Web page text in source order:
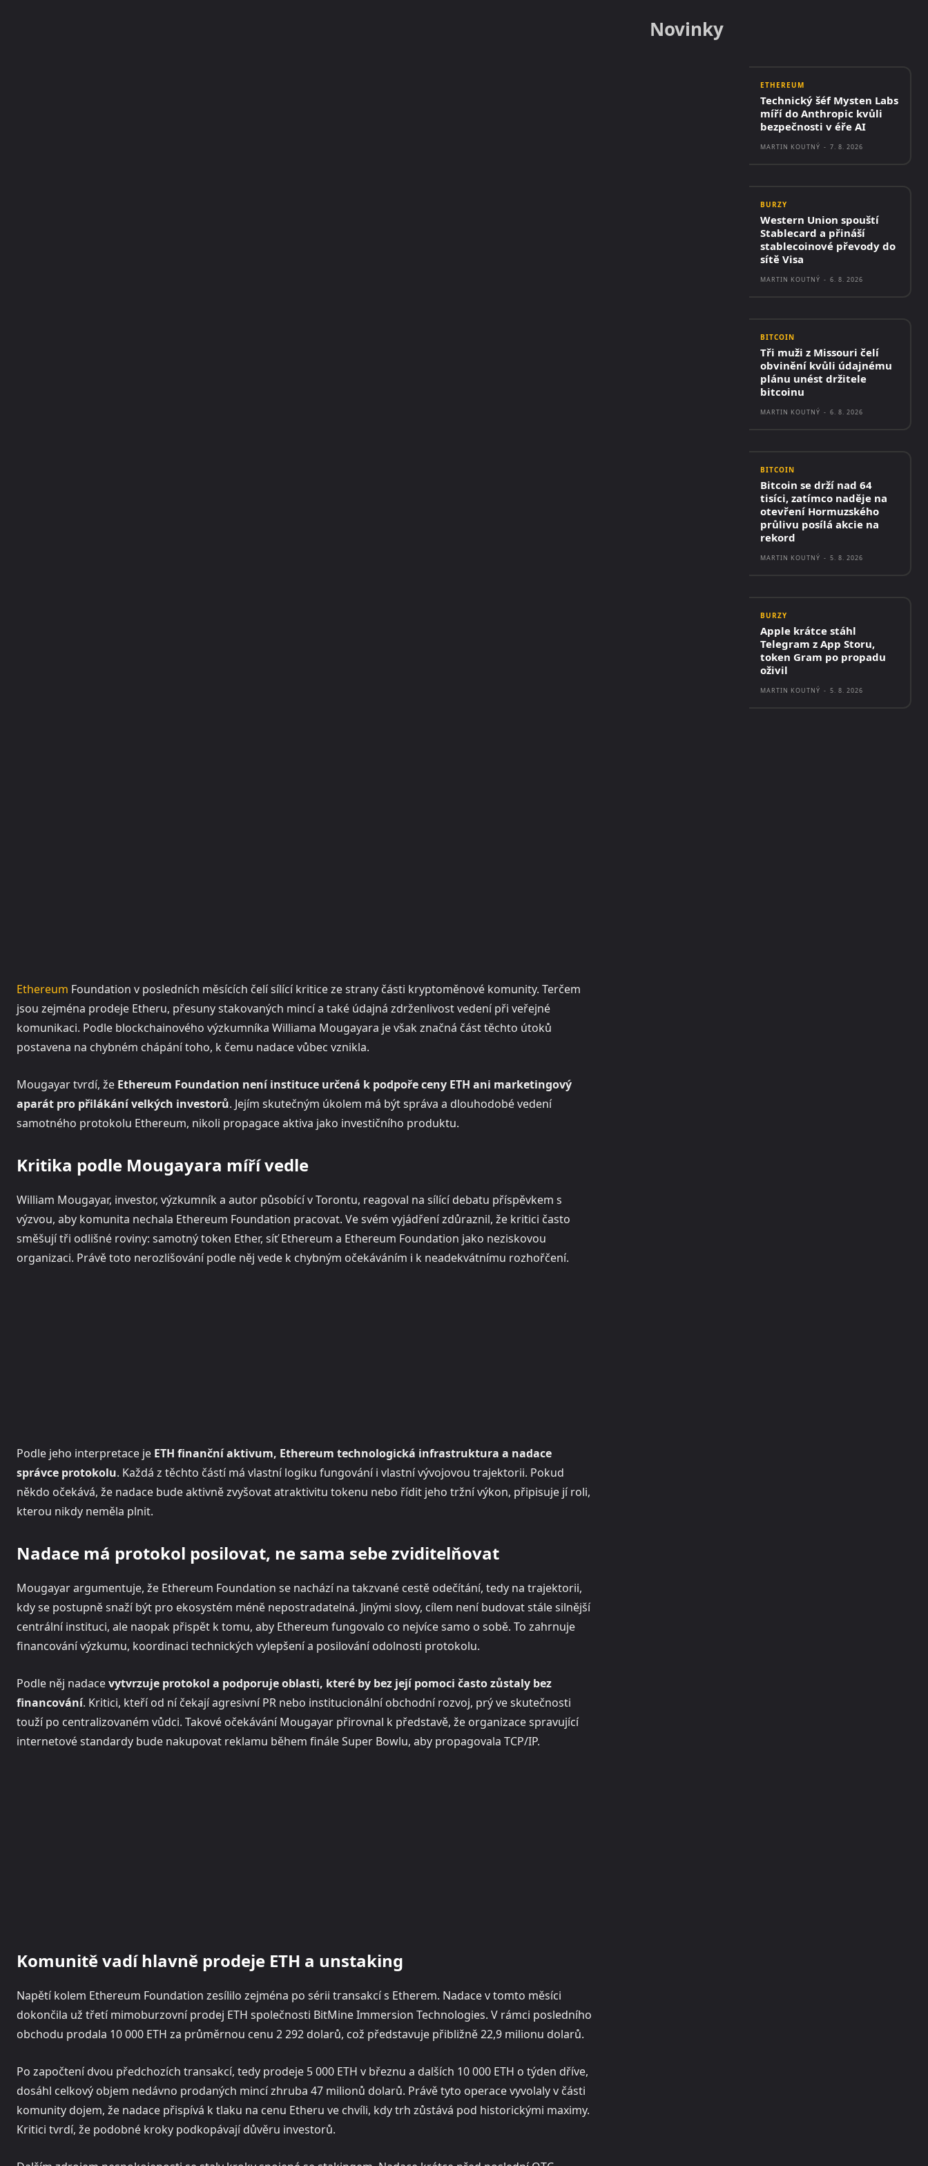
Ethereum Foundation v posledních měsících čelí sílící kritice ze strany části kryptoměnové komunity. Terčem
jsou zejména prodeje Etheru, přesuny stakovaných mincí a také údajná zdrženlivost vedení při veřejné
komunikaci. Podle blockchainového výzkumníka Williama Mougayara je však značná část těchto útoků
postavena na chybném chápání toho, k čemu nadace vůbec vznikla.
Mougayar tvrdí, že Ethereum Foundation není instituce určená k podpoře ceny ETH ani marketingový
aparát pro přilákání velkých investorů. Jejím skutečným úkolem má být správa a dlouhodobé vedení
samotného protokolu Ethereum, nikoli propagace aktiva jako investičního produktu.
Kritika podle Mougayara míří vedle
William Mougayar, investor, výzkumník a autor působící v Torontu, reagoval na sílící debatu příspěvkem s
výzvou, aby komunita nechala Ethereum Foundation pracovat. Ve svém vyjádření zdůraznil, že kritici často
směšují tři odlišné roviny: samotný token Ether, síť Ethereum a Ethereum Foundation jako neziskovou
organizaci. Právě toto nerozlišování podle něj vede k chybným očekáváním i k neadekvátnímu rozhořčení.
Podle jeho interpretace je ETH finanční aktivum, Ethereum technologická infrastruktura a nadace
správce protokolu. Každá z těchto částí má vlastní logiku fungování i vlastní vývojovou trajektorii. Pokud
někdo očekává, že nadace bude aktivně zvyšovat atraktivitu tokenu nebo řídit jeho tržní výkon, připisuje jí roli,
kterou nikdy neměla plnit.
Nadace má protokol posilovat, ne sama sebe zviditelňovat
Mougayar argumentuje, že Ethereum Foundation se nachází na takzvané cestě odečítání, tedy na trajektorii,
kdy se postupně snaží být pro ekosystém méně nepostradatelná. Jinými slovy, cílem není budovat stále silnější
centrální instituci, ale naopak přispět k tomu, aby Ethereum fungovalo co nejvíce samo o sobě. To zahrnuje
financování výzkumu, koordinaci technických vylepšení a posilování odolnosti protokolu.
Podle něj nadacevytvrzuje protokol a podporuje oblasti, které by bez její pomoci často zůstaly bez
financování. Kritici, kteří od ní čekají agresivní PR nebo institucionální obchodní rozvoj, prý ve skutečnosti
touží po centralizovaném vůdci. Takové očekávání Mougayar přirovnal k představě, že organizace spravující
internetové standardy bude nakupovat reklamu během finále Super Bowlu, aby propagovala TCP/IP.
Komunitě vadí hlavně prodeje ETH a unstaking
Napětí kolem Ethereum Foundation zesílilo zejména po sérii transakcí s Etherem. Nadace v tomto měsíci
dokončila už třetí mimoburzovní prodej ETH společnosti BitMine Immersion Technologies. V rámci posledního
obchodu prodala 10 000 ETH za průměrnou cenu 2 292 dolarů, což představuje přibližně 22,9 milionu dolarů.
Po započtení dvou předchozích transakcí, tedy prodeje 5 000 ETH v březnu a dalších 10 000 ETH o týden dříve,
dosáhl celkový objem nedávno prodaných mincí zhruba 47 milionů dolarů. Právě tyto operace vyvolaly v části
komunity dojem, že nadace přispívá k tlaku na cenu Etheru ve chvíli, kdy trh zůstává pod historickými maximy.
Kritici tvrdí, že podobné kroky podkopávají důvěru investorů.
Novinky
ETHEREUM
Technický šéf Mysten Labs
míří do Anthropic kvůli
bezpečnosti v éře AI
MARTIN KOUTNÝ - 7. 8. 2026
BURZY
Western Union spouští
Stablecard a přináší
stablecoinové převody do
sítě Visa
MARTIN KOUTNÝ - 6. 8. 2026
BITCOIN
Tři muži z Missouri čelí
obvinění kvůli údajnému
plánu unést držitele
bitcoinu
MARTIN KOUTNÝ - 6. 8. 2026
BITCOIN
Bitcoin se drží nad 64
tisíci, zatímco naděje na
otevření Hormuzského
průlivu posílá akcie na
rekord
MARTIN KOUTNÝ - 5. 8. 2026
BURZY
Apple krátce stáhl
Telegram z App Storu,
token Gram po propadu
oživil
MARTIN KOUTNÝ - 5. 8. 2026